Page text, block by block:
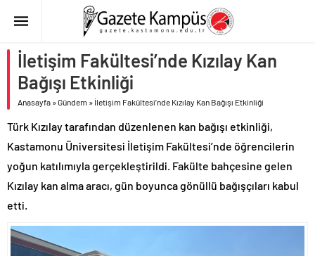
İletişim Fakültesi’nde Kızılay Kan
Bağışı Etkinliği
Anasayfa »Gündem » İletişim Fakültesi’nde Kızılay Kan Bağışı Etkinliği
Türk Kızılay tarafından düzenlenen kan bağışı etkinliği,
Kastamonu Üniversitesi İletişim Fakültesi’nde öğrencilerin
yoğun katılımıyla gerçekleştirildi. Fakülte bahçesine gelen
Kızılay kan alma aracı, gün boyunca gönüllü bağışçıları kabul
etti.